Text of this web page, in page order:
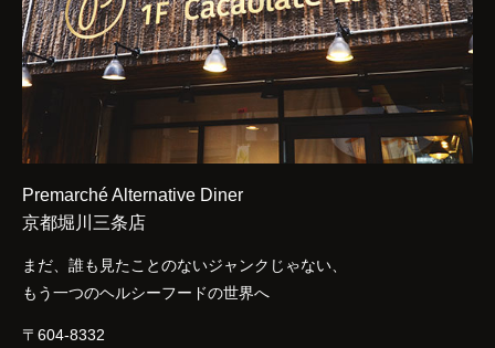
Premarché Alternative Diner
京都堀川三条店
まだ、誰も見たことのないジャンクじゃない、
もう一つのヘルシーフードの世界へ
〒604-8332